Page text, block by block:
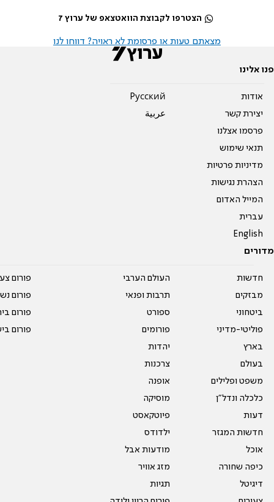
הצטרפו לקבוצת הוואטצאפ של ערוץ 7
מצאתם טעות או פרסומת לא ראויה? דווחו לנו
פנו אלינו
אודות
יצירת קשר
פרסמו אצלנו
תנאי שימוש
מדיניות פרטיות
הצהרת נגישות
המייל האדום
עברית
English
Pусский
عربية
מדורים
חדשות
מבזקים
ביטחוני
פוליטי-מדיני
בארץ
בעולם
משפט ופלילים
כלכלה ונדל"ן
דעות
חדשות המגזר
אוכל
כיפה שחורה
דיגיטל
העולם הערבי
תרבות ופנאי
ספורט
פורומים
יהדות
צרכנות
אופנה
מוסיקה
פיוטקאסט
ילדודס
מודעות אבל
מזג אוויר
תגיות
פורום
פורום
פורום
פורום